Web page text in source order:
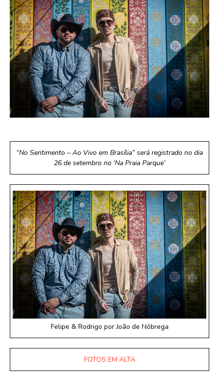
“No Sentimento – Ao Vivo em Brasília” será registrado no dia
26 de setembro no ‘Na Praia Parque’
Felipe & Rodrigo por João de Nóbrega
FOTOS EM ALTA